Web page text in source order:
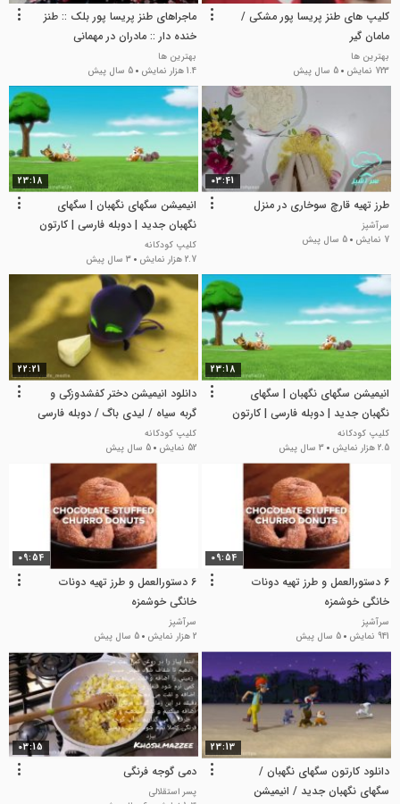
کلیپ های طنز پریسا پور مشکی /
مامان گیر
بهترین ها
723 نمایش
5 سال پیش
ماجراهای طنز پریسا پور بلک :: طنز
خنده دار :: مادران در مهمانی
بهترین ها
1.4 هزار نمایش
5 سال پیش
03:41
طرز تهیه قارچ سوخاری در منزل
سرآشپز
7 نمایش
5 سال پیش
23:18
انیمیشن سگهای نگهبان | سگهای
نگهبان جدید | دوبله فارسی | کارتون
سگهای نگهبان
کلیپ کودکانه
2.7 هزار نمایش
3 سال پیش
23:18
انیمیشن سگهای نگهبان | سگهای
نگهبان جدید | دوبله فارسی | کارتون
سگهای نگهبان
کلیپ کودکانه
2.5 هزار نمایش
3 سال پیش
22:21
دانلود انیمیشن دختر کفشدوزکی و
گربه سیاه / لیدی باگ / دوبله فارسی
/ هوای طوفانی
کلیپ کودکانه
52 نمایش
5 سال پیش
09:54
6 دستورالعمل و طرز تهیه دونات
خانگی خوشمزه
سرآشپز
941 نمایش
5 سال پیش
09:54
6 دستورالعمل و طرز تهیه دونات
خانگی خوشمزه
سرآشپز
2 هزار نمایش
5 سال پیش
23:13
دانلود کارتون سگهای نگهبان /
سگهای نگهبان جدید / انیمیشن
03:15
دمی گوجه فرنگی
پسر استقلالی